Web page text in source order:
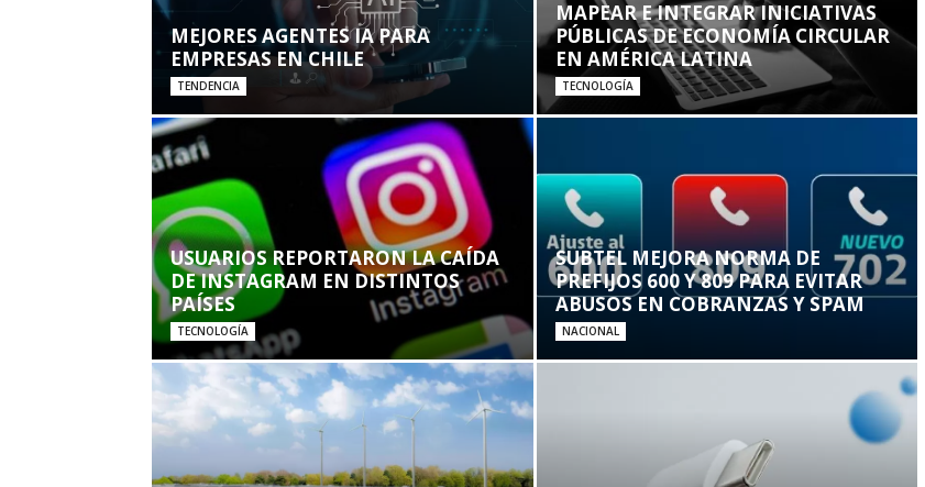
MEJORES AGENTES IA PARA
EMPRESAS EN CHILE
TENDENCIA
MAPEAR E INTEGRAR INICIATIVAS
PÚBLICAS DE ECONOMÍA CIRCULAR
EN AMÉRICA LATINA
TECNOLOGÍA
USUARIOS REPORTARON LA CAÍDA
DE INSTAGRAM EN DISTINTOS
PAÍSES
TECNOLOGÍA
SUBTEL MEJORA NORMA DE
PREFIJOS 600 Y 809 PARA EVITAR
ABUSOS EN COBRANZAS Y SPAM
NACIONAL